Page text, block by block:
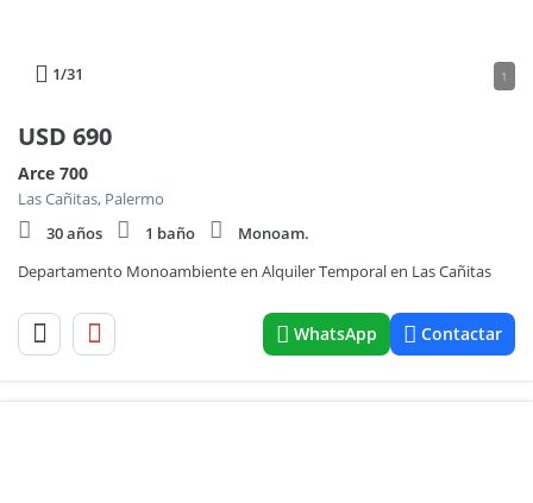
1/31 1
USD 690
Arce 700
Las Cañitas, Palermo
30 años
1 baño
Monoam.
Departamento Monoambiente en Alquiler Temporal en Las Cañitas
WhatsApp Contactar